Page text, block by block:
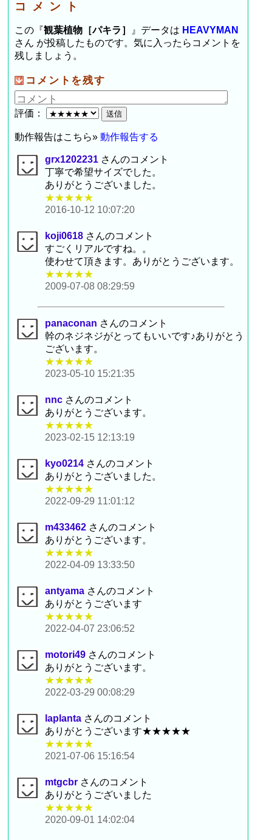
コメント
この『観葉植物［パキラ］ 』データは HEAVYMAN
さん が投稿したものです。気に入ったらコメントを
残しましょう。
コメントを残す
評価：
動作報告はこちら»動作報告する
grx1202231 さんのコメント
丁寧で希望サイズでした。
ありがとうございました。
★★★★★
2016-10-12 10:07:20
koji0618 さんのコメント
すごくリアルですね。。
使わせて頂きます。ありがとうございます。
★★★★★
2009-07-08 08:29:59
panaconan さんのコメント
幹のネジネジがとってもいいです♪ありがとう
ございます。
★★★★★
2023-05-10 15:21:35
nnc さんのコメント
ありがとうございます。
★★★★★
2023-02-15 12:13:19
kyo0214 さんのコメント
ありがとうございました。
★★★★★
2022-09-29 11:01:12
m433462 さんのコメント
ありがとうございます。
★★★★★
2022-04-09 13:33:50
antyama さんのコメント
ありがとうございます
★★★★★
2022-04-07 23:06:52
motori49 さんのコメント
ありがとうございます。
★★★★★
2022-03-29 00:08:29
laplanta さんのコメント
ありがとうございます★★★★★
★★★★★
2021-07-06 15:16:54
mtgcbr さんのコメント
ありがとうございました
★★★★★
2020-09-01 14:02:04